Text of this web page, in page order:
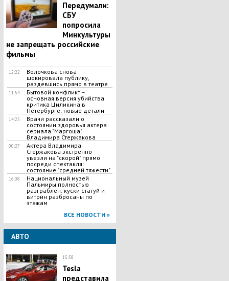
Передумали:
СБУ
попросила
Минкультуры
не запрещать российские
фильмы
12:22
Волочкова снова
шокировала публику,
раздевшись прямо в театре
11:54
Бытовой конфликт –
основная версия убийства
критика Циликина в
Петербурге: новые детали
14:25
Врачи рассказали о
состоянии здоровья актера
сериала "Маргоша"
Владимира Стержакова
00:27
Актера Владимира
Стержакова экстренно
увезли на "скорой" прямо
посреди спектакля:
состояние "средней тяжести"
16:08
Национальный музей
Пальмиры полностью
разграблен: куски статуй и
витрин разбросаны по
этажам
ВСЕ НОВОСТИ »
АВТО
15:58
Tesla
представила